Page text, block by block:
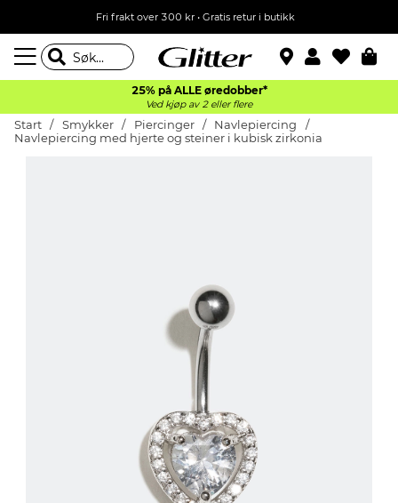
Fri frakt over 300 kr • Gratis retur i butikk
25% på ALLE øredobber*
Ved kjøp av 2 eller flere
Start Smykker Piercinger
Navlepiercing
Navlepiercing med hjerte og steiner i kubisk zirkonia